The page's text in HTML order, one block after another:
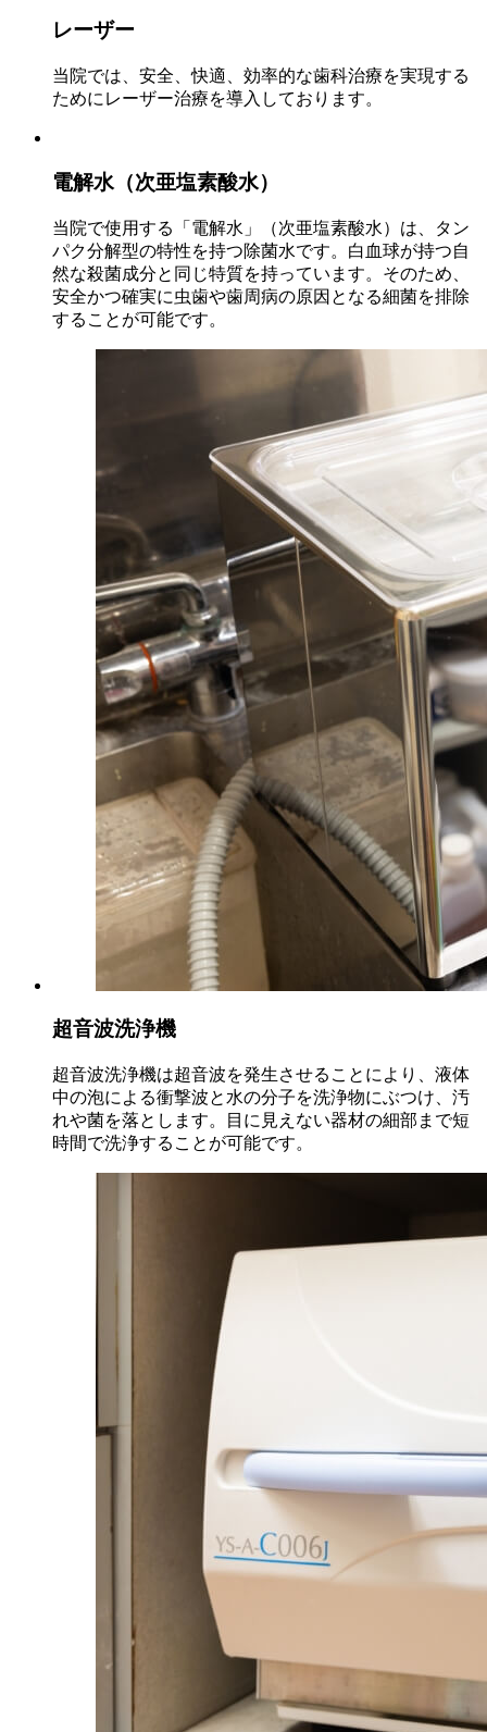
レーザー
当院では、安全、快適、効率的な歯科治療を実現する
ためにレーザー治療を導入しております。
電解水（次亜塩素酸水）
当院で使用する「電解水」（次亜塩素酸水）は、タン
パク分解型の特性を持つ除菌水です。白血球が持つ自
然な殺菌成分と同じ特質を持っています。そのため、
安全かつ確実に虫歯や歯周病の原因となる細菌を排除
することが可能です。
超音波洗浄機
超音波洗浄機は超音波を発生させることにより、液体
中の泡による衝撃波と水の分子を洗浄物にぶつけ、汚
れや菌を落とします。目に見えない器材の細部まで短
時間で洗浄することが可能です。